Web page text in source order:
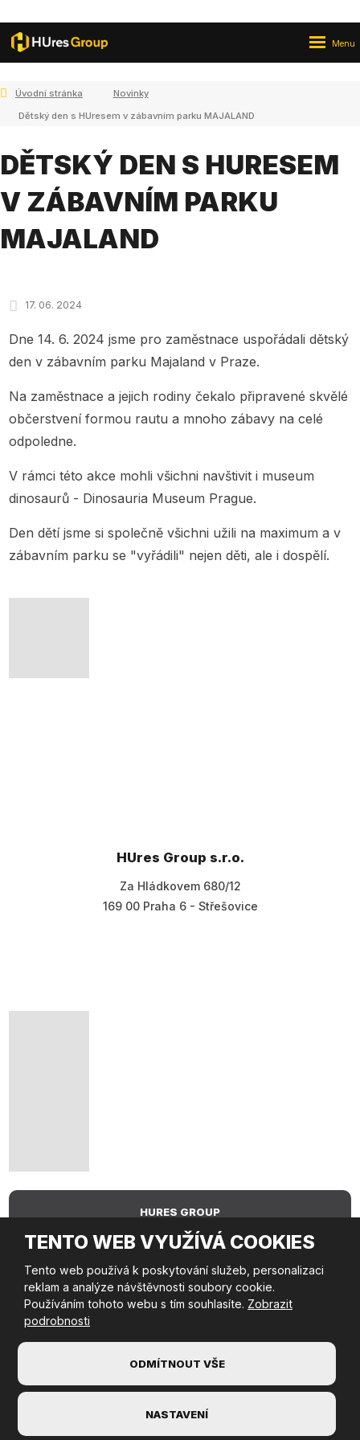
menu
Úvodní stránka
Novinky
Dětský den s HUresem v zábavním parku MAJALAND
DĚTSKÝ DEN S HURESEM
V ZÁBAVNÍM PARKU
MAJALAND
17. 06. 2024
Dne 14. 6. 2024 jsme pro zaměstnace uspořádali dětský
den v zábavním parku Majaland v Praze.
Na zaměstnace a jejich rodiny čekalo připravené skvělé
občerstvení formou rautu a mnoho zábavy na celé
odpoledne.
V rámci této akce mohli všichni navštivit i museum
dinosaurů - Dinosauria Museum Prague.
Den dětí jsme si společně všichni užili na maximum a v
zábavním parku se "vyřádili" nejen děti, ale i dospělí.
HUres Group s.r.o.
Za Hládkovem 680/12
169 00 Praha 6 - Střešovice
HURES GROUP
HURES AGENCY
© 2026 HUres Group s.r.o., vytvořila eBRÁNA s.r.o.
Mapa stránek |Podmínky použití |Bezpečnost a ochrana osobních
údajů |Nastavení cookies
VYROBILA
TENTO WEB VYUŽÍVÁ COOKIES
Tento web používá k poskytování služeb, personalizaci
reklam a analýze návštěvnosti soubory cookie.
Používáním tohoto webu s tím souhlasíte. Zobrazit
podrobnosti
ODMÍTNOUT VŠE
NASTAVENÍ